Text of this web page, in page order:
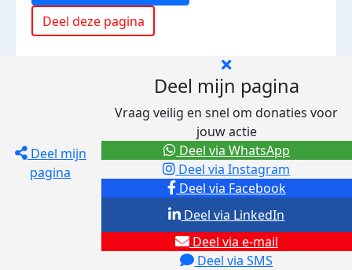
Deel deze pagina
Deel mijn
pagina
Deel mijn pagina
Vraag veilig en snel om donaties voor
jouw actie
Deel via Facebook
Deel via Instagram
Deel via e-mail
Deel via SMS
Deel via LinkedIn
Deel via WhatsApp